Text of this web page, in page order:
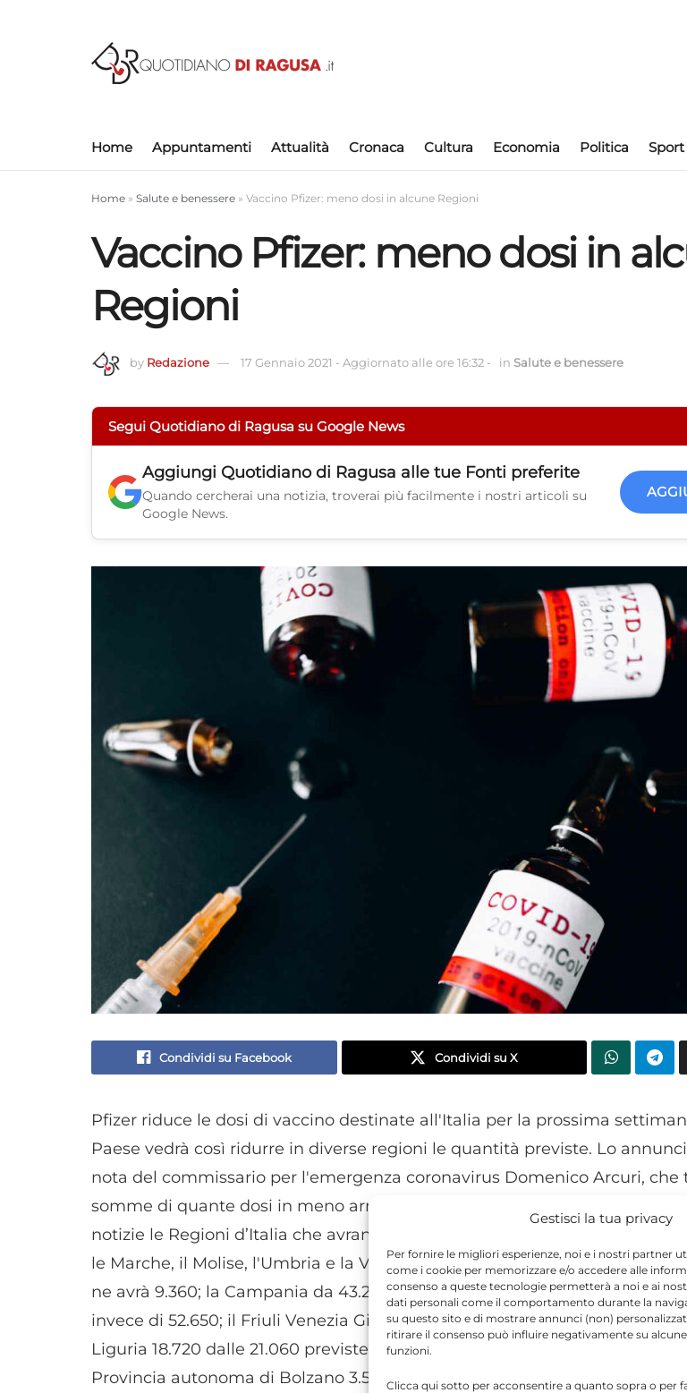
Gestisci la tua privacy
Per fornire le migliori esperienze, noi e i nostri partner
come i cookie per memorizzare e/o accedere alle
consenso a queste tecnologie permetterà a noi e ai
dati personali come il comportamento durante la
su questo sito e di mostrare annunci (non)
ritirare il consenso può influire negativamente su
funzioni.
Clicca qui sotto per acconsentire a quanto sopra o per
Home Appuntamenti Attualità Cronaca Cultura Economia Politica Sport
Home » Salute e benessere » Vaccino Pfizer: meno dosi in alcune Regioni
Vaccino Pfizer: meno dosi in
Regioni
by Redazione 17 Gennaio 2021 - Aggiornato alle ore 16:32 - in Salute e benessere
Segui Quotidiano di Ragusa su Google News
Aggiungi Quotidiano di Ragusa alle tue Fonti preferite
Quando cercherai una notizia, troverai più facilmente i nostri articoli su
Google News.
Condividi su Facebook Condividi su X
Pfizer riduce le dosi di vaccino destinate all'Italia per la prossima
Paese vedrà così ridurre in diverse regioni le quantità previste. Lo
nota del commissario per l'emergenza coronavirus Domenico Arcuri, che
somme di quante dosi in meno arriveranno sul territorio italiano. Secondo
notizie le Regioni d’Italia che avranno le dosi previsti sono: l'Abruzzo, la
le Marche, il Molise, l'Umbria e la Valle d'Aosta mentre invece la Calabria
ne avrà 9.360; la Campania da 43.290 ne avrà 38.610; l'Emilia Romagna
invece di 52.650; il Friuli Venezia Giulia 7.020 da 15.210; il Lazio 38.610 da
Liguria 18.720 dalle 21.060 previste; la Lombardia 70.200 invece di 95.940;
Provincia autonoma di Bolzano 3.510 invece di 8.190; la Provincia